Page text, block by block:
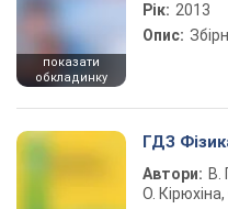
показати
обкладинку
Рік: 2013
Опис:
ГДЗ
Автори: В.
О.